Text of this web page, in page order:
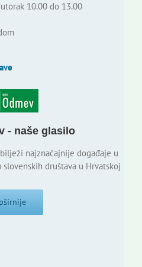
10.00 do 13.00
- naše glasilo
najznačajnije događaje u
društava u Hrvatskoj